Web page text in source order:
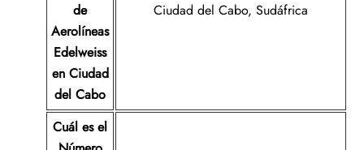
de
Aerolíneas
Edelweiss
en Ciudad
del Cabo
Ciudad del Cabo, Sudáfrica
Cuál es el